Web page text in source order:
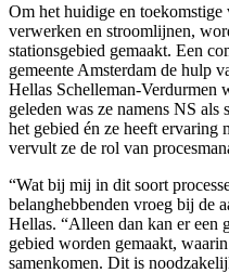
Om het huidige en
verwerken en stroomlijnen,
stationsgebied gemaakt. Een
gemeente Amsterdam de hulp
Hellas Schelleman-Verdurmen
geleden was ze namens NS
het gebied én ze heeft ervaring
vervult ze de rol van
“Wat bij mij in dit soort
belanghebbenden vroeg bij de
Hellas. “Alleen dan kan er een
gebied worden gemaakt,
samenkomen. Dit is